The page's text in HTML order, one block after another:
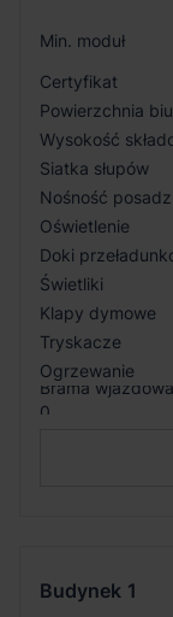
Min. moduł
Certyfikat
Powierzchnia
Wysokość
Siatka słupów
Nośność
Oświetlenie
Doki
Świetliki
Klapy dymowe
Tryskacze
Ogrzewanie
Brama
0
Budynek 1